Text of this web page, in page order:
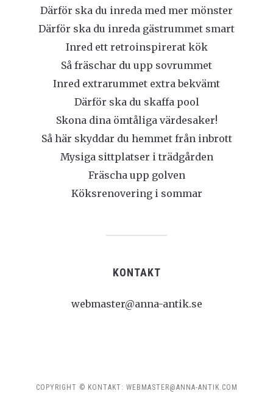
Därför ska du inreda med mer mönster
Därför ska du inreda gästrummet smart
Inred ett retroinspirerat kök
Så fräschar du upp sovrummet
Inred extrarummet extra bekvämt
Därför ska du skaffa pool
Skona dina ömtåliga värdesaker!
Så här skyddar du hemmet från inbrott
Mysiga sittplatser i trädgården
Fräscha upp golven
Köksrenovering i sommar
KONTAKT
webmaster@anna-antik.se
COPYRIGHT © KONTAKT: WEBMASTER@ANNA-ANTIK.COM